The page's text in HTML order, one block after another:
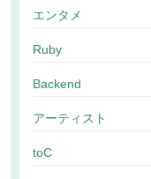
エンタメ
Ruby
Backend
アーティスト
toC